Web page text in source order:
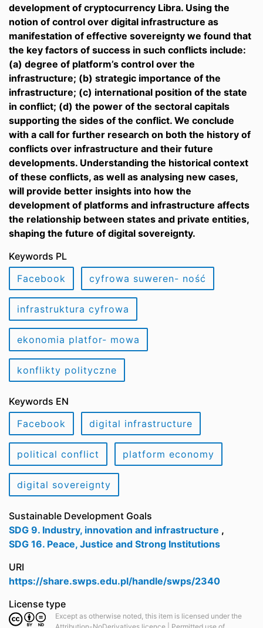
development of cryptocurrency Libra. Using the
notion of control over digital infrastructure as
manifestation of effective sovereignty we found that
the key factors of success in such conflicts include:
(a) degree of platform’s control over the
infrastructure; (b) strategic importance of the
infrastructure; (c) international position of the state
in conflict; (d) the power of the sectoral capitals
supporting the sides of the conflict. We conclude
with a call for further research on both the history of
conflicts over infrastructure and their future
developments. Understanding the historical context
of these conflicts, as well as analysing new cases,
will provide better insights into how the
development of platforms and infrastructure affects
the relationship between states and private entities,
shaping the future of digital sovereignty.
Keywords PL
Facebook
cyfrowa suweren- ność
infrastruktura cyfrowa
ekonomia platfor- mowa
konflikty polityczne
Keywords EN
Facebook
digital infrastructure
political conflict platform economy
digital sovereignty
Sustainable Development Goals
SDG 9. Industry, innovation and infrastructure ,
SDG 16. Peace, Justice and Strong Institutions
URI
https://share.swps.edu.pl/handle/swps/2340
License type
Except as otherwise noted, this item is licensed under the